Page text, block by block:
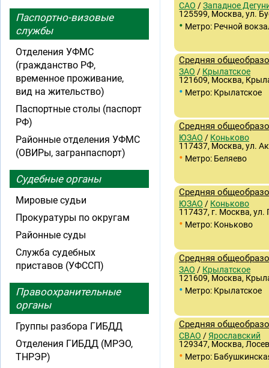
САО /Западное
125599, Москва, ул.
• Метро: Речной
Средняя
ЗАО / Крылатское
121609, Москва,
• Метро: Крылатское
Средняя
ЮЗАО / Коньково
117437, Москва, ул.
• Метро: Беляево
Средняя
ЮЗАО / Коньково
117437, г. Москва,
• Метро: Коньково
Средняя
ЗАО / Крылатское
121609, Москва,
• Метро: Крылатское
Средняя
СВАО / Ярославский
129347, Москва,
• Метро:
Паспортно-визовые
службы
Отделения УФМС
(гражданство РФ,
временное проживание,
вид на жительство)
Паспортные столы (паспорт
РФ)
Районные отделения УФМС
(ОВИРы, загранпаспорт)
Судебные органы
Мировые судьи
Прокуратуры по округам
Районные суды
Служба судебных
приставов (УФССП)
Правоохранительные
органы
Группы разбора ГИБДД
Отделения ГИБДД (МРЭО,
ТНРЭР)